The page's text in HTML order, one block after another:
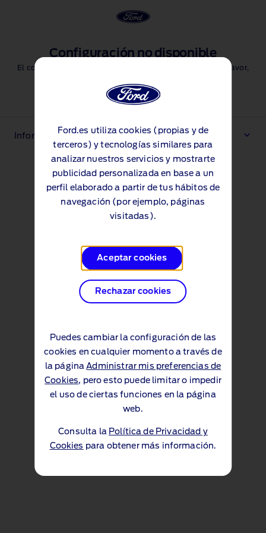
Configuración no disponible
El configurador no está disponible en este momento. Por favor,
Iniciar diseño
Información legal importante
Ford.es utiliza cookies (propias y de
terceros) y tecnologías similares para
analizar nuestros servicios y mostrarte
publicidad personalizada en base a un
perfil elaborado a partir de tus hábitos de
navegación (por ejemplo, páginas
visitadas).
Aceptar cookies
Rechazar cookies
Puedes cambiar la configuración de las
cookies en cualquier momento a través de
la páginaAdministrar mis preferencias de
Cookies, pero esto puede limitar o impedir
el uso de ciertas funciones en la página
web.
Consulta la Política de Privacidad y
Cookies para obtener más información.